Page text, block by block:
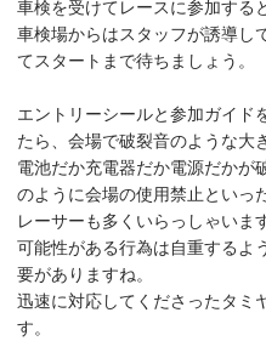
車検を受けてレースに参加する
車検場からはスタッフが誘導し
てスタートまで待ちましょう。
エントリーシールと参加ガイド
たら、会場で破裂音のような大
電池だか充電器だか電源だかが
のように会場の使用禁止といっ
レーサーも多くいらっしゃいま
可能性がある行為は自重するよ
要がありますね。
迅速に対応してくださったタミ
す。